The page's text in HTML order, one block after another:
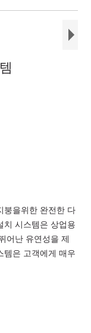
붕을위한 완전한 다
치 시스템은 상업용
어난 유연성을 제
템은 고객에게 매우